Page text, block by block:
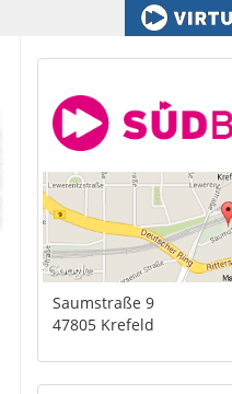
Saumstraße 9
47805 Krefeld